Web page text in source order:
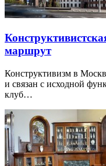
маршрут
Конструктивизм в
и связан с исходной
клуб…